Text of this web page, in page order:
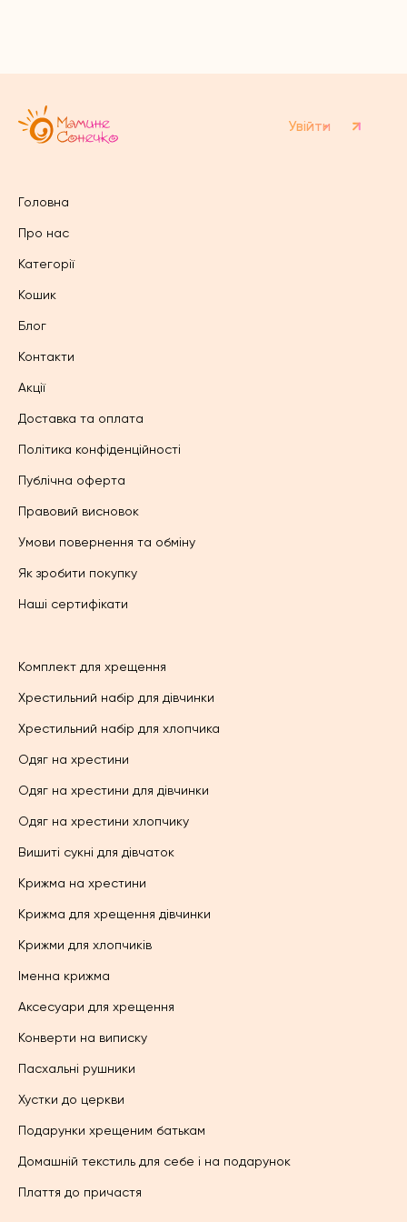
товару
Увійти
Головна
Про нас
Категорії
Кошик
Блог
Контакти
Акції
Доставка та оплата
Політика конфіденційності
Публічна оферта
Правовий висновок
Умови повернення та обміну
Як зробити покупку
Наші сертифікати
Комплект для хрещення
Хрестильний набір для дівчинки
Хрестильний набір для хлопчика
Одяг на хрестини
Одяг на хрестини для дівчинки
Одяг на хрестини хлопчику
Вишиті сукні для дівчаток
Крижма на хрестини
Крижма для хрещення дівчинки
Крижми для хлопчиків
Іменна крижма
Аксесуари для хрещення
Конверти на виписку
Пасхальні рушники
Хустки до церкви
Подарунки хрещеним батькам
Домашній текстиль для себе і на подарунок
Плаття до причастя